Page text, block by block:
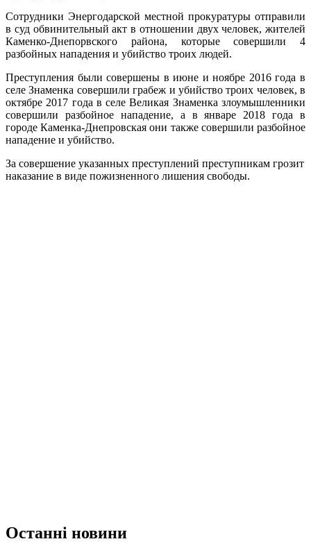
Сотрудники Энергодарской местной прокуратуры отправили
в суд обвинительный акт в отношении двух человек, жителей
Каменко-Днепорвского района, которые совершили 4
разбойных нападения и убийство троих людей.
Преступления были совершены в июне и ноябре 2016 года в
селе Знаменка совершили грабеж и убийство троих человек, в
октябре 2017 года в селе Великая Знаменка злоумышленники
совершили разбойное нападение, а в январе 2018 года в
городе Каменка-Днепровская они также совершили разбойное
нападение и убийство.
За совершение указанных преступлений преступникам грозит
наказание в виде пожизненного лишения свободы.
Останні новини